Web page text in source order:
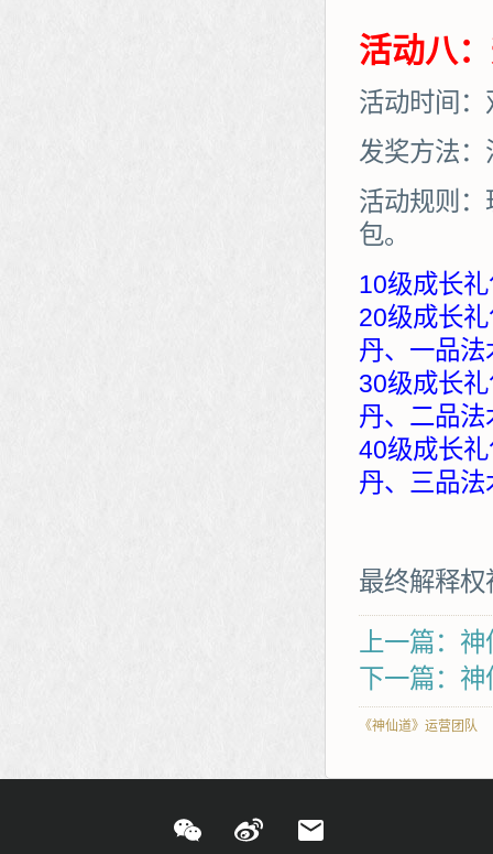
活动八
活动时间
发奖方法
活动规则
包。
10级成长
20级成长
丹、一品法
30级成长
丹、二品法
40级成长
丹、三品法
最终解释
上一篇：
下一篇：
《神仙道》运营团队